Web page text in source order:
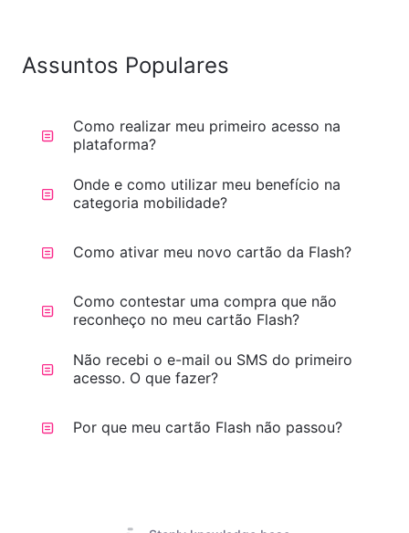
Assuntos Populares
Como realizar meu primeiro acesso na
plataforma?
Onde e como utilizar meu benefício na
categoria mobilidade?
Como ativar meu novo cartão da Flash?
Como contestar uma compra que não
reconheço no meu cartão Flash?
Não recebi o e-mail ou SMS do primeiro
acesso. O que fazer?
Por que meu cartão Flash não passou?